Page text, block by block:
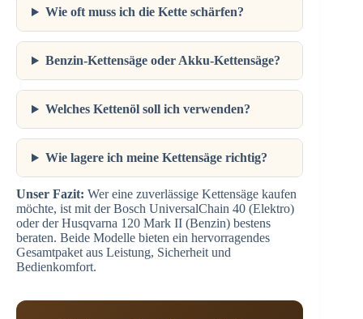
Wie oft muss ich die Kette schärfen?
Benzin-Kettensäge oder Akku-Kettensäge?
Welches Kettenöl soll ich verwenden?
Wie lagere ich meine Kettensäge richtig?
Unser Fazit: Wer eine zuverlässige Kettensäge kaufen
möchte, ist mit der Bosch UniversalChain 40 (Elektro)
oder der Husqvarna 120 Mark II (Benzin) bestens
beraten. Beide Modelle bieten ein hervorragendes
Gesamtpaket aus Leistung, Sicherheit und
Bedienkomfort.